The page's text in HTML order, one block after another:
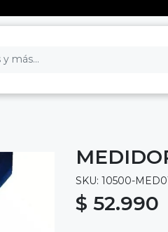
SKU: 10500-
$ 52.990